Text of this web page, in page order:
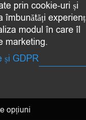
Recenzia ta*
Salvează-mi
navigator pentru
prin cookie-uri și
îmbunătăți
modul în care îl
marketing.
și GDPR
opțiuni